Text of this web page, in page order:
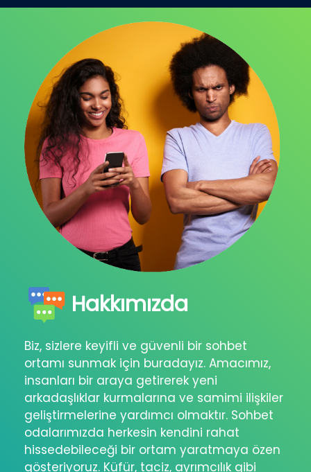
Hakkımızda
Biz, sizlere keyifli ve güvenli bir sohbet
ortamı sunmak için buradayız. Amacımız,
insanları bir araya getirerek yeni
arkadaşlıklar kurmalarına ve samimi ilişkiler
geliştirmelerine yardımcı olmaktır. Sohbet
odalarımızda herkesin kendini rahat
hissedebileceği bir ortam yaratmaya özen
gösteriyoruz. Küfür, taciz, ayrımcılık gibi